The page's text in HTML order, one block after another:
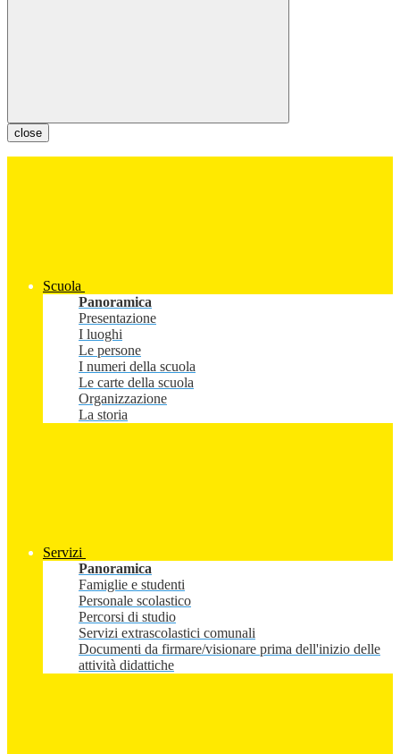
close
Scuola
Panoramica
Presentazione
I luoghi
Le persone
I numeri della scuola
Le carte della scuola
Organizzazione
La storia
Servizi
Panoramica
Famiglie e studenti
Personale scolastico
Percorsi di studio
Servizi extrascolastici comunali
Documenti da firmare/visionare prima dell'inizio delle
attività didattiche